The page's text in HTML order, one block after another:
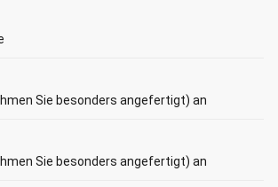
Sie besonders angefertigt) an
Sie besonders angefertigt) an